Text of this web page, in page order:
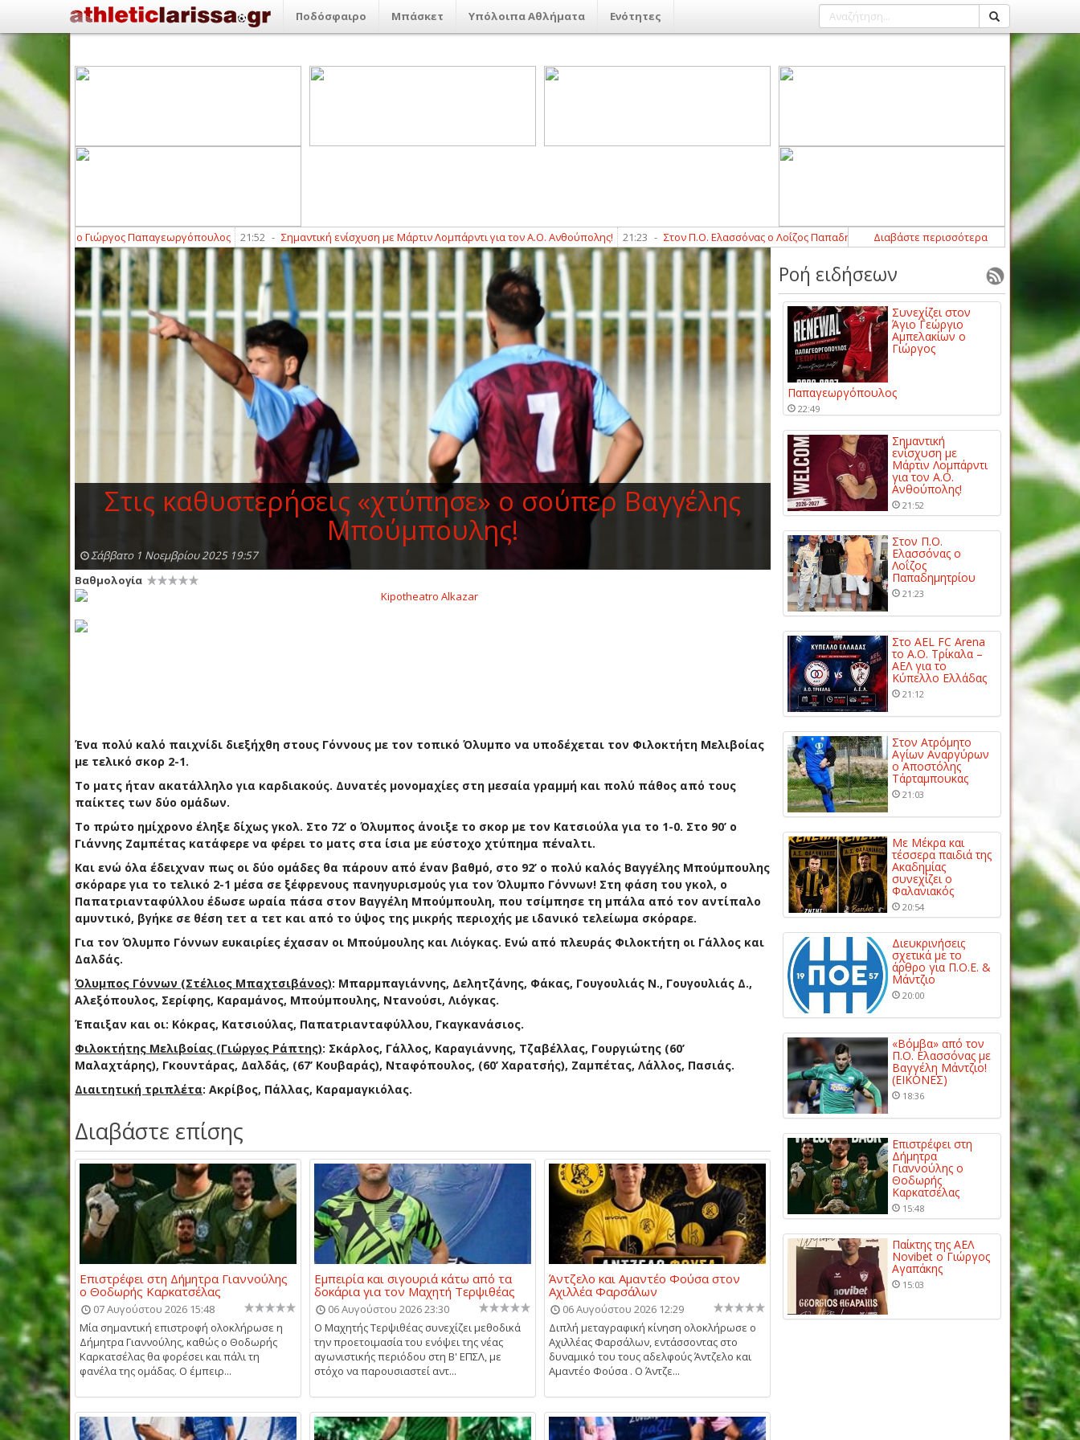
Ποδόσφαιρο Μπάσκετ Υπόλοιπα Αθλήματα Ενότητες
ο Γιώργος Παπαγεωργόπουλος 21:52 - Σημαντική ενίσχυση με Μάρτιν Λομπάρντι για τον Α.Ο. Ανθούπολης! 21:23 Στον Π.Ο. Ελασσόνας ο Λοΐζος Παπαδημητρίου 21:12 - Στο AEL FC Arena το Α.Ο. Τρίκαλα –
Διαβάστε περισσότερα
Στις καθυστερήσεις «χτύπησε» ο σούπερ Βαγγέλης
Μπούμπουλης!
Σάββατο 1 Νοεμβρίου 2025 19:57
Βαθμολογία
Ένα πολύ καλό παιχνίδι διεξήχθη στους Γόννους με τον τοπικό Όλυμπο να υποδέχεται τον Φιλοκτήτη Μελιβοίας
με τελικό σκορ 2-1.
Το ματς ήταν ακατάλληλο για καρδιακούς. Δυνατές μονομαχίες στη μεσαία γραμμή και πολύ πάθος από τους
παίκτες των δύο ομάδων.
Το πρώτο ημίχρονο έληξε δίχως γκολ. Στο 72’ ο Όλυμπος άνοιξε το σκορ με τον Κατσιούλα για το 1-0. Στο 90’ ο
Γιάννης Ζαμπέτας κατάφερε να φέρει το ματς στα ίσια με εύστοχο χτύπημα πέναλτι.
Και ενώ όλα έδειχναν πως οι δύο ομάδες θα πάρουν από έναν βαθμό, στο 92’ ο πολύ καλός Βαγγέλης Μπούμπουλης
σκόραρε για το τελικό 2-1 μέσα σε ξέφρενους πανηγυρισμούς για τον Όλυμπο Γόννων! Στη φάση του γκολ, ο
Παπατριανταφύλλου έδωσε ωραία πάσα στον Βαγγέλη Μπούμπουλη, που τσίμπησε τη μπάλα από τον αντίπαλο
αμυντικό, βγήκε σε θέση τετ α τετ και από το ύψος της μικρής περιοχής με ιδανικό τελείωμα σκόραρε.
Για τον Όλυμπο Γόννων ευκαιρίες έχασαν οι Μπούμουλης και Λιόγκας. Ενώ από πλευράς Φιλοκτήτη οι Γάλλος και
Δαλδάς.
Όλυμπος Γόννων (Στέλιος Μπαχτσιβάνος): Μπαρμπαγιάννης, Δελητζάνης, Φάκας, Γουγουλιάς Ν., Γουγουλιάς Δ.,
Αλεξόπουλος, Σερίφης, Καραμάνος, Μπούμπουλης, Ντανούσι, Λιόγκας.
Έπαιξαν και οι: Κόκρας, Κατσιούλας, Παπατριανταφύλλου, Γκαγκανάσιος.
Φιλοκτήτης Μελιβοίας (Γιώργος Ράπτης): Σκάρλος, Γάλλος, Καραγιάννης, Τζαβέλλας, Γουργιώτης (60’
Μαλαχτάρης), Γκουντάρας, Δαλδάς, (67’ Κουβαράς), Νταφόπουλος, (60’ Χαρατσής), Ζαμπέτας, Λάλλος, Πασιάς.
Διαιτητική τριπλέτα: Ακρίβος, Πάλλας, Καραμαγκιόλας.
Διαβάστε επίσης
Επιστρέφει στη Δήμητρα Γιαννούλης
ο Θοδωρής Καρκατσέλας
07 Αυγούστου 2026 15:48
Μία σημαντική επιστροφή ολοκλήρωσε η
Δήμητρα Γιαννούλης, καθώς ο Θοδωρής
Καρκατσέλας θα φορέσει και πάλι τη
φανέλα της ομάδας. Ο έμπειρ...
Εμπειρία και σιγουριά κάτω από τα
δοκάρια για τον Μαχητή Τερψιθέας
06 Αυγούστου 2026 23:30
Ο Μαχητής Τερψιθέας συνεχίζει μεθοδικά
την προετοιμασία του ενόψει της νέας
αγωνιστικής περιόδου στη Β' ΕΠΣΛ, με
στόχο να παρουσιαστεί αντ...
Άντζελο και Αμαντέο Φούσα στον
Αχιλλέα Φαρσάλων
06 Αυγούστου 2026 12:29
Διπλή μεταγραφική κίνηση ολοκλήρωσε ο
Αχιλλέας Φαρσάλων, εντάσσοντας στο
δυναμικό του τους αδελφούς Άντζελο και
Αμαντέο Φούσα . Ο Άντζε...
Ροή ειδήσεων
Συνεχίζει στον
Άγιο Γεώργιο
Αμπελακίων ο
Γιώργος
Παπαγεωργόπουλος
22:49
Σημαντική
ενίσχυση με
Μάρτιν Λομπάρντι
για τον Α.Ο.
Ανθούπολης!
21:52
Στον Π.Ο.
Ελασσόνας ο
Λοΐζος
Παπαδημητρίου
21:23
Στο AEL FC Arena
το Α.Ο. Τρίκαλα –
ΑΕΛ για το
Κύπελλο Ελλάδας
21:12
Στον Ατρόμητο
Αγίων Αναργύρων
ο Αποστόλης
Τάρταμπουκας
21:03
Με Μέκρα και
τέσσερα παιδιά της
Ακαδημίας
συνεχίζει ο
Φαλανιακός
20:54
Διευκρινήσεις
σχετικά με το
άρθρο για Π.Ο.Ε. &
Μάντζιο
20:00
«Βόμβα» από τον
Π.Ο. Ελασσόνας με
Βαγγέλη Μάντζιο!
(ΕΙΚΟΝΕΣ)
18:36
Επιστρέφει στη
Δήμητρα
Γιαννούλης ο
Θοδωρής
Καρκατσέλας
15:48
Παίκτης της ΑΕΛ
Novibet ο Γιώργος
Αγαπάκης
15:03